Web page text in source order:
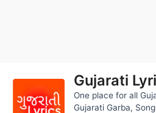
content
Gujarati
One place for all
Gujarati Garba,